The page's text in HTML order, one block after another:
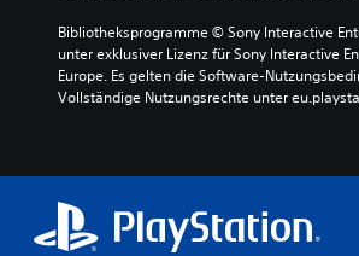
Bibliotheksprogramme © Sony Interactive
unter exklusiver Lizenz für Sony Interactive
Europe. Es gelten die Software-
Vollständige Nutzungsrechte unter